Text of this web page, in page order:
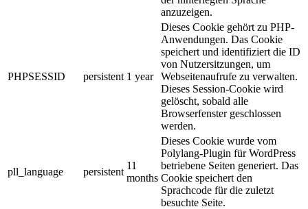
anzuzeigen.
PHPSESSID persistent 1 year
Dieses Cookie gehört zu PHP-
Anwendungen. Das Cookie
speichert und identifiziert die ID
von Nutzersitzungen, um
Webseitenaufrufe zu verwalten.
Dieses Session-Cookie wird
gelöscht, sobald alle
Browserfenster geschlossen
werden.
pll_language persistent
11
months
Dieses Cookie wurde vom
Polylang-Plugin für WordPress
betriebene Seiten generiert. Das
Cookie speichert den
Sprachcode für die zuletzt
besuchte Seite.